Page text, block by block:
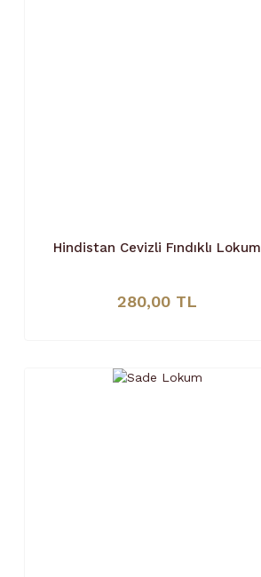
Hindistan Cevizli Fındıklı Lokum
280,00 TL